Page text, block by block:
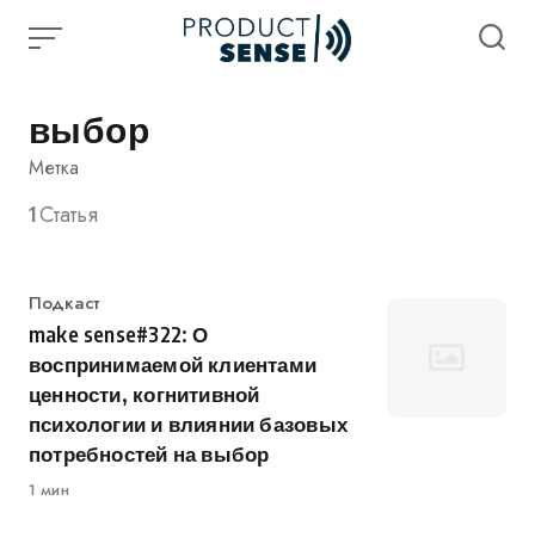
выбор
Метка
1Статья
Категория
Подкаст
make sense#322: О
воспринимаемой клиентами
ценности, когнитивной
психологии и влиянии базовых
потребностей на выбор
1 мин